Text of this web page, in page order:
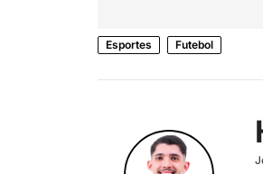
Esportes Futebol